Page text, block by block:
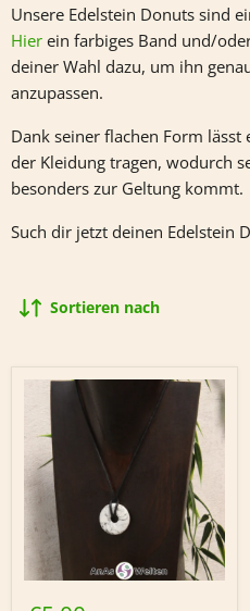
Unsere Edelstein Donuts sind
Hier ein farbiges Band und/
deiner Wahl dazu, um ihn
anzupassen.
Dank seiner flachen Form
der Kleidung tragen, wodurch
besonders zur Geltung kommt.
Such dir jetzt deinen Edelstein
Sortieren nach
Magnesit
Donut